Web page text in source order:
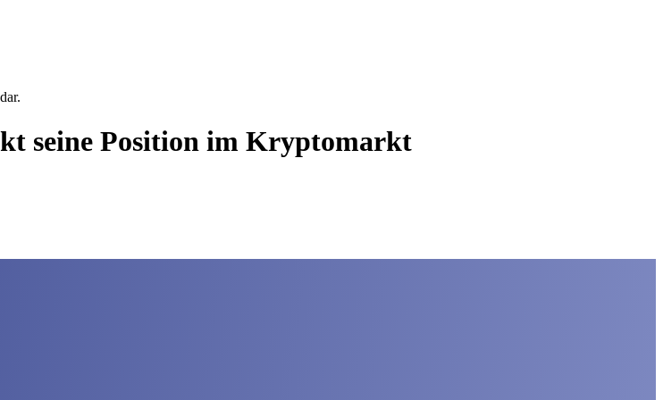
seine Position im Kryptomarkt